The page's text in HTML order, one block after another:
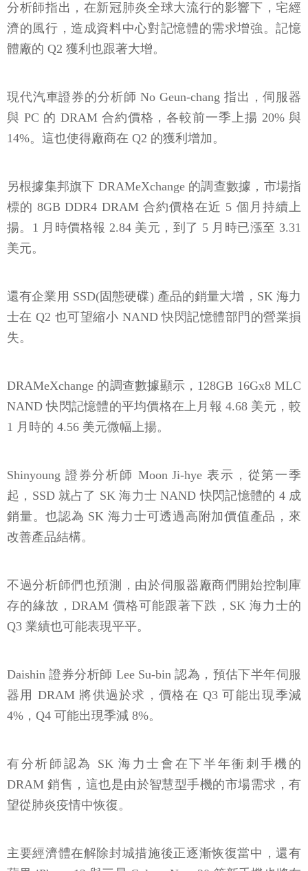
分析師指出，在新冠肺炎全球大流行的影響下，宅經
濟的風行，造成資料中心對記憶體的需求增強。記憶
體廠的 Q2 獲利也跟著大增。
現代汽車證券的分析師 No Geun-chang 指出，伺服器
與 PC 的 DRAM 合約價格，各較前一季上揚 20% 與
14%。這也使得廠商在 Q2 的獲利增加。
另根據集邦旗下 DRAMeXchange 的調查數據，市場指
標的 8GB DDR4 DRAM 合約價格在近 5 個月持續上
揚。1 月時價格報 2.84 美元，到了 5 月時已漲至 3.31
美元。
還有企業用 SSD(固態硬碟) 產品的銷量大增，SK 海力
士在 Q2 也可望縮小 NAND 快閃記憶體部門的營業損
失。
DRAMeXchange 的調查數據顯示，128GB 16Gx8 MLC
NAND 快閃記憶體的平均價格在上月報 4.68 美元，較
1 月時的 4.56 美元微幅上揚。
Shinyoung 證券分析師 Moon Ji-hye 表示，從第一季
起，SSD 就占了 SK 海力士 NAND 快閃記憶體的 4 成
銷量。也認為 SK 海力士可透過高附加價值產品，來
改善產品結構。
不過分析師們也預測，由於伺服器廠商們開始控制庫
存的緣故，DRAM 價格可能跟著下跌，SK 海力士的
Q3 業績也可能表現平平。
Daishin 證券分析師 Lee Su-bin 認為，預估下半年伺服
器用 DRAM 將供過於求，價格在 Q3 可能出現季減
4%，Q4 可能出現季減 8%。
有分析師認為 SK 海力士會在下半年衝刺手機的
DRAM 銷售，這也是由於智慧型手機的市場需求，有
望從肺炎疫情中恢復。
主要經濟體在解除封城措施後正逐漸恢復當中，還有